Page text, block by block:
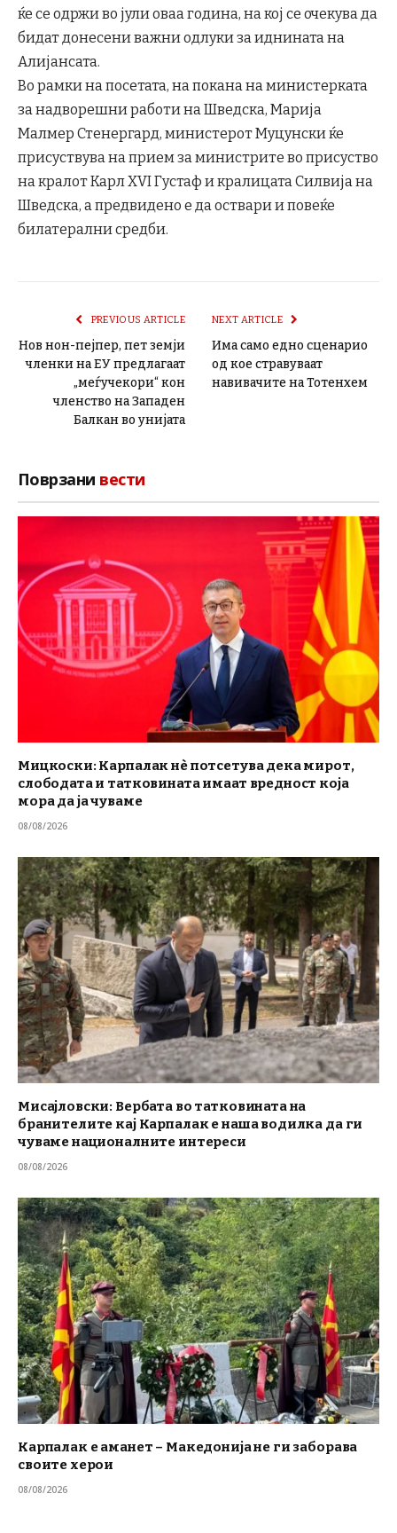
ќе се одржи во јули оваа година, на кој се очекува да
бидат донесени важни одлуки за иднината на
Алијансата.
Во рамки на посетата, на покана на министерката
за надворешни работи на Шведска, Марија
Малмер Стенергард, министерот Муцунски ќе
присуствува на прием за министрите во присуство
на кралот Карл XVI Густаф и кралицата Силвија на
Шведска, а предвидено е да оствари и повеќе
билатерални средби.
PREVIOUS ARTICLE
Нов нон-пејпер, пет земји
членки на ЕУ предлагаат
„меѓучекори“ кон
членство на Западен
Балкан во унијата
NEXT ARTICLE
Има само едно сценарио
од кое стравуваат
навивачите на Тотенхем
Поврзани вести
Мицкоски: Карпалак нè потсетува дека мирот,
слободата и татковината имаат вредност која
мора да ја чуваме
08/08/2026
Мисајловски: Вербата во татковината на
бранителите кај Карпалак е наша водилка да ги
чуваме националните интереси
08/08/2026
Карпалак е аманет – Македонија не ги заборава
своите херои
08/08/2026